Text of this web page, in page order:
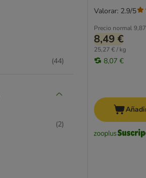
(44)
(2)
Precio normal
8,49 €
25,27 € / kg
8,07 €
Valorar: 2.9/5